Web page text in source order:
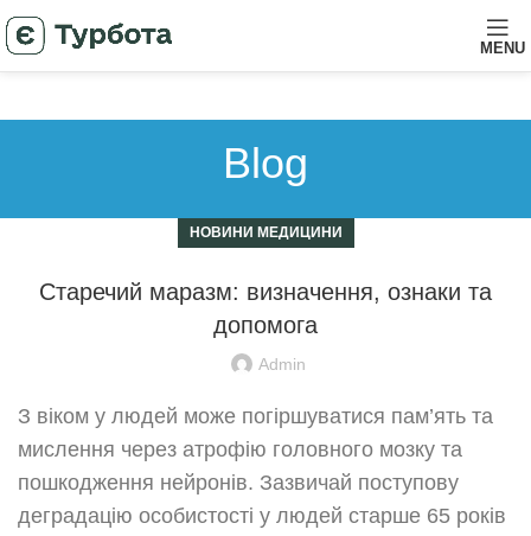
MENU
Blog
НОВИНИ МЕДИЦИНИ
Старечий маразм: визначення, ознаки та
допомога
Admin
З віком у людей може погіршуватися пам’ять та
мислення через атрофію головного мозку та
пошкодження нейронів. Зазвичай поступову
деградацію особистості у людей старше 65 років